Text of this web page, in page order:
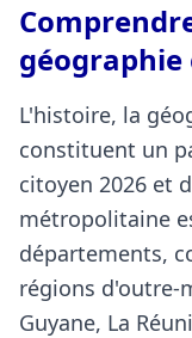
L'histoire, la
constituent un
citoyen 2026 et
métropolitaine
départements,
régions d'outre-
Guyane, La